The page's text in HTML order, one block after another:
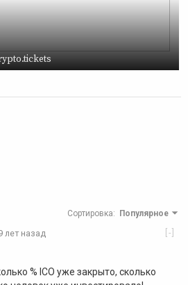
Сортировка: Популярное
[-]
лет назад
% ICO уже закрыто, сколько